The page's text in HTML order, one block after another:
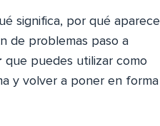
significa, por qué aparece
de problemas paso a
que puedes utilizar como
y volver a poner en forma